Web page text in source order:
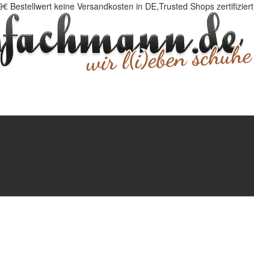
Bestellwert keine Versandkosten in DE,Trusted Shops zertifiziert